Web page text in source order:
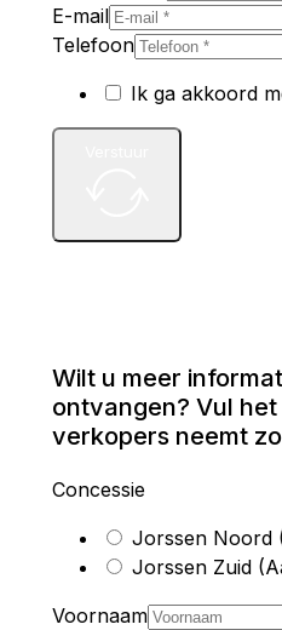
E-mail
Telefoon
Ik ga akkoord
Wilt u meer
ontvangen? Vul
verkopers neemt
Concessie
Jorssen Noord
Jorssen Zuid
Voornaam